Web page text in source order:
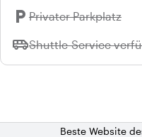
local_parking Nicht verfügbar:
Privater Parkplatz
airport_shuttleNicht verfügbar:
Shuttle-Service
Beste Website